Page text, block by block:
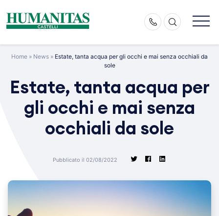
content
Home » News » Estate, tanta acqua per gli occhi e mai senza occhiali da
sole
Estate, tanta acqua per
gli occhi e mai senza
occhiali da sole
Pubblicato il 02/08/2022